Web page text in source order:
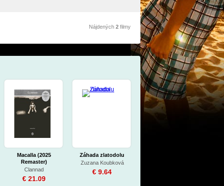
Nájdených 2 filmy
Macalla (2025
Remaster)
Clannad
€ 21.09
Záhada zlatodolu
Zuzana Koubková
€ 9.64